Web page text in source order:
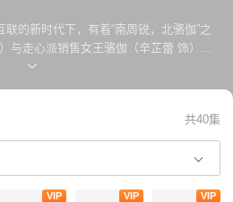
联的新时代下，有着“南周锐，北骆伽”之
与走心派销售女王骆伽（辛芷蕾 饰）在
受对手与爱人的复杂身份变换，体会合力
共40集
VIP VIP VIP